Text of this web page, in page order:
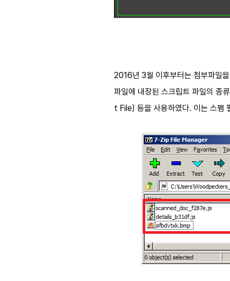
2016년 3월 이후부터는 첨부파일
파일에 내장된 스크립트 파일의
t File) 등을 사용하였다. 이는 스팸